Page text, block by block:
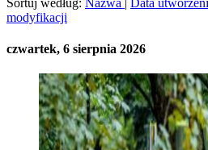
modyfikacji
czwartek, 6 sierpnia 2026